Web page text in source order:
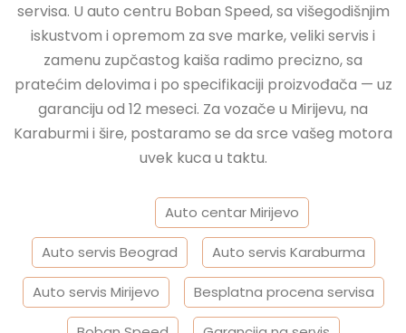
servisa. U auto centru Boban Speed, sa višegodišnjim
iskustvom i opremom za sve marke, veliki servis i
zamenu zupčastog kaiša radimo precizno, sa
pratećim delovima i po specifikaciji proizvođača — uz
garanciju od 12 meseci. Za vozače u Mirijevu, na
Karaburmi i šire, postaramo se da srce vašeg motora
uvek kuca u taktu.
Auto centar Mirijevo
Auto servis Beograd Auto servis Karaburma
Auto servis Mirijevo Besplatna procena servisa